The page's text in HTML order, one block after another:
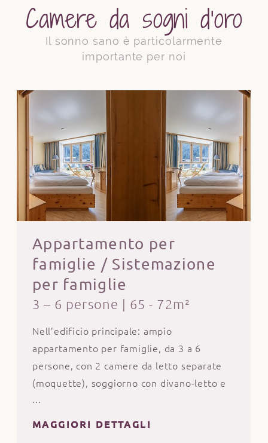
Camere da sogni d’oro
Il sonno sano è particolarmente
importante per noi
Appartamento per
famiglie / Sistemazione
per famiglie
3 – 6 persone | 65 - 72m²
Nell’edificio principale: ampio
appartamento per famiglie, da 3 a 6
persone, con 2 camere da letto separate
(moquette), soggiorno con divano-letto e
scrivania (pavimento in laminato),
MAGGIORI DETTAGLI